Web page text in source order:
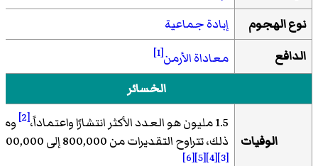
نوع الهجوم
إبادة جماعية
الدافع
معاداة الأرمن[1]
الخسائر
الوفيات
1.5 مليون هو العدد الأكثر انتشارًا واعتماداً، [2]
ذلك، تتراوح التقديرات من 800,000 إلى 1,800,000.
[3]
[4]
[5]
[6]